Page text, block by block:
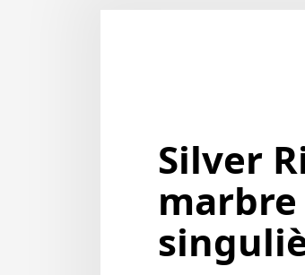
Silver